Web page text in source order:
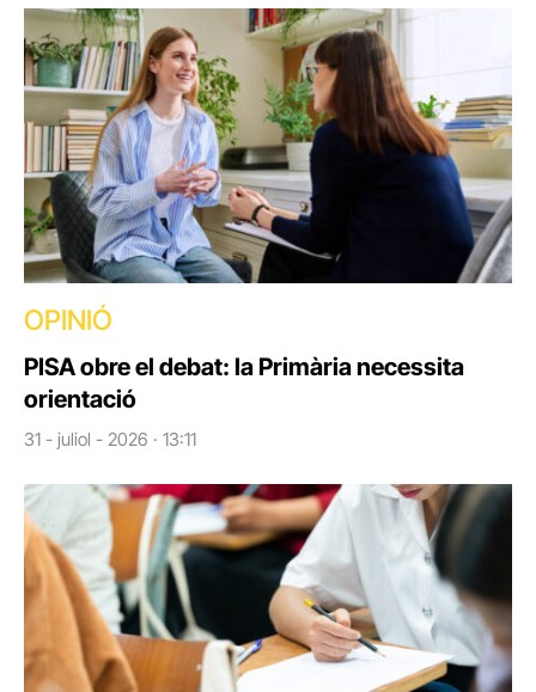
OPINIÓ
PISA obre el debat: la Primària necessita
orientació
31 - juliol - 2026 · 13:11